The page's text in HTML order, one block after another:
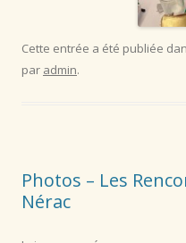
Cette entrée a été publiée
par admin.
Photos – Les
Nérac